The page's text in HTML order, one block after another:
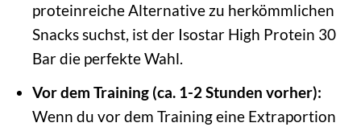
proteinreiche Alternative zu herkömmlichen
Snacks suchst, ist der Isostar High Protein 30
Bar die perfekte Wahl.
Vor dem Training (ca. 1-2 Stunden vorher):
Wenn du vor dem Training eine Extraportion